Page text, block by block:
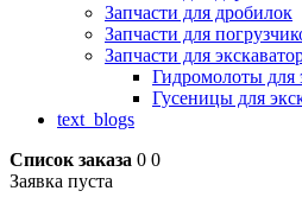
Запчасти для дробилок
Запчасти для
Запчасти для
Гидромолоты для
Гусеницы для
text_blogs
Список заказа 0 0
Заявка пуста